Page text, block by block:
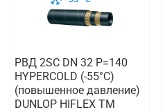
РВД 2SC DN 32 P=140
HYPERCOLD (-55°C)
(повышенное давление)
DUNLOP HIFLEX TM